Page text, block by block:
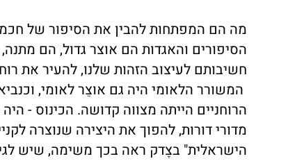
מה הם המפתחות להבין את הסיפור של
הסיפורים והאגדות הם אוצר גדול, הם מתנה,
חשיבותם לעיצוב הזהות שלנו, להעיר את
המשורר הלאומי היה גם אוצֵר לאומי,
הרוחניים הייתה מצווה קדושה. הכינוס -
מדורי דורות, להפוך את היצירה שנוצרה
הישראלית" בצֶדק ראה בכך משימה, שיש